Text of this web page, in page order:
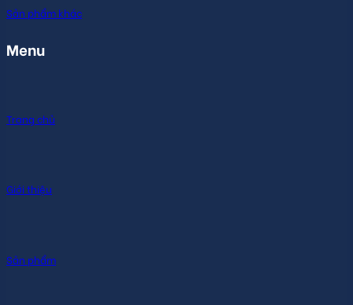
Sản phẩm khác
Menu
Trang chủ
Giới thiệu
Sản phẩm